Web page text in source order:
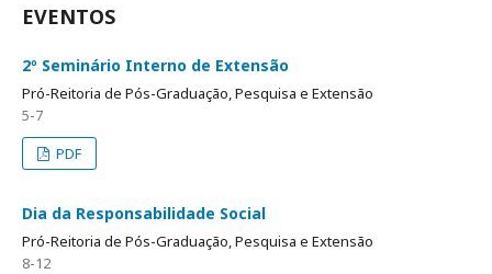
EVENTOS
2º Seminário Interno de Extensão
Pró-Reitoria de Pós-Graduação, Pesquisa e Extensão
5-7
PDF
Dia da Responsabilidade Social
Pró-Reitoria de Pós-Graduação, Pesquisa e Extensão
8-12